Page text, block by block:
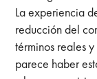
La experiencia
reducción del
términos reales
parece haber